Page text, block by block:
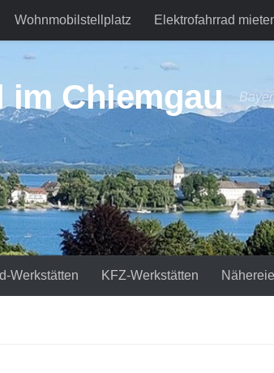
Wohnmobilstellplatz Elektrofahrrad
im Chiemgau
Werkstätten KFZ-Werkstätten